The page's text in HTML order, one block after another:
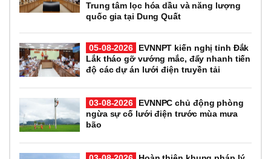
Trung tâm lọc hóa dầu và năng lượng
quốc gia tại Dung Quất
05-08-2026
EVNNPT kiến nghị tỉnh Đắk
Lắk tháo gỡ vướng mắc, đẩy nhanh tiến
độ các dự án lưới điện truyền tải
03-08-2026
EVNNPC chủ động phòng
ngừa sự cố lưới điện trước mùa mưa
bão